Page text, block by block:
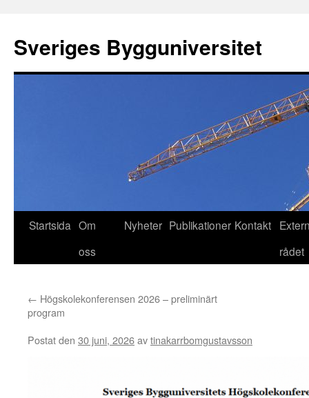
innehåll
Sveriges Bygguniversitet
Startsida Om
oss
Nyheter Publikationer Kontakt
rådet
← Högskolekonferensen 2026 – preliminärt
program
Postat den 30 juni, 2026avtinakarrbomgustavsson